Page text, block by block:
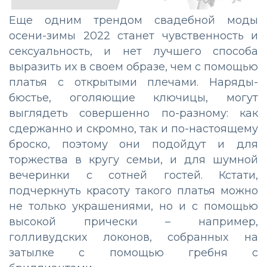
Еще одним трендом свадебной моды
осени-зимы 2022 станет чувственность и
сексуальность, и нет лучшего способа
выразить их в своем образе, чем с помощью
платья с открытыми плечами. Наряды-
бюстье, оголяющие ключицы, могут
выглядеть совершенно по-разному: как
сдержанно и скромно, так и по-настоящему
броско, поэтому они подойдут и для
торжества в кругу семьи, и для шумной
вечеринки с сотней гостей. Кстати,
подчеркнуть красоту такого платья можно
не только украшениями, но и с помощью
высокой прически – например,
голливудских локонов, собранных на
затылке с помощью гребня с